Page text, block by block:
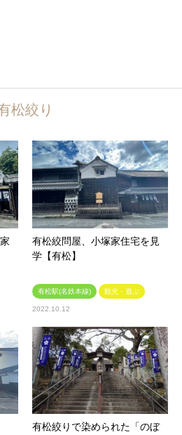
松絞り
有松絞問屋、小塚家住宅を見
学【有松】
有松駅(名鉄本線) 観光・遊ぶ
2022.10.12
有松絞りで染められた「のぼ